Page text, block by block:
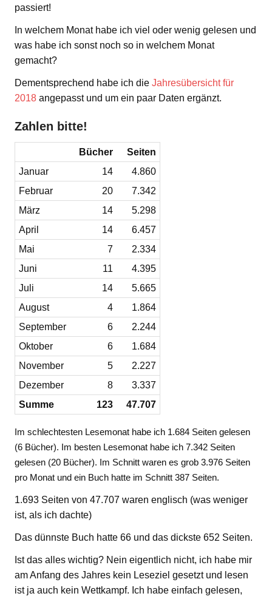
passiert!
In welchem Monat habe ich viel oder wenig gelesen und
was habe ich sonst noch so in welchem Monat
gemacht?
Dementsprechend habe ich die Jahresübersicht für
2018 angepasst und um ein paar Daten ergänzt.
Zahlen bitte!
Bücher
Seiten
Januar
14
4.860
Februar
20
7.342
März
14
5.298
April
14
6.457
Mai
7
2.334
Juni
11
4.395
Juli
14
5.665
August
4
1.864
September
6
2.244
Oktober
6
1.684
November
5
2.227
Dezember
8
3.337
Summe
123 47.707
Im schlechtesten Lesemonat habe ich 1.684 Seiten gelesen
(6 Bücher). Im besten Lesemonat habe ich 7.342 Seiten
gelesen (20 Bücher). Im Schnitt waren es grob 3.976 Seiten
pro Monat und ein Buch hatte im Schnitt 387 Seiten.
1.693 Seiten von 47.707 waren englisch (was weniger
ist, als ich dachte)
Das dünnste Buch hatte 66 und das dickste 652 Seiten.
Ist das alles wichtig? Nein eigentlich nicht, ich habe mir
am Anfang des Jahres kein Leseziel gesetzt und lesen
ist ja auch kein Wettkampf. Ich habe einfach gelesen,